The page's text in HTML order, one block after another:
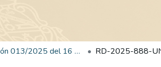
Edición 013/2025 del 16 de julio de 2025